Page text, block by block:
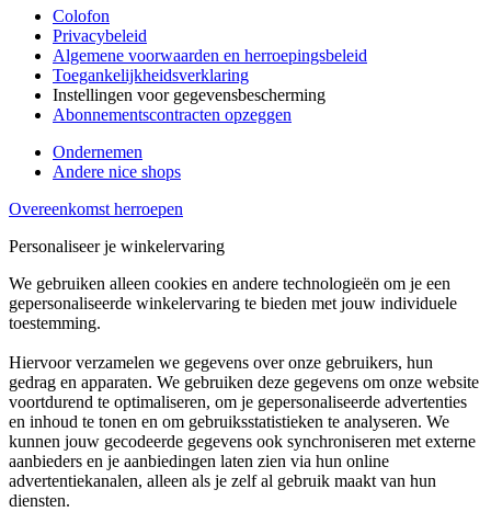
Colofon
Privacybeleid
Algemene voorwaarden en herroepingsbeleid
Toegankelijkheidsverklaring
Instellingen voor gegevensbescherming
Abonnementscontracten opzeggen
Ondernemen
Andere nice shops
Overeenkomst herroepen
Personaliseer je winkelervaring
We gebruiken alleen cookies en andere technologieën om je een
gepersonaliseerde winkelervaring te bieden met jouw individuele
toestemming.
Hiervoor verzamelen we gegevens over onze gebruikers, hun
gedrag en apparaten. We gebruiken deze gegevens om onze website
voortdurend te optimaliseren, om je gepersonaliseerde advertenties
en inhoud te tonen en om gebruiksstatistieken te analyseren. We
kunnen jouw gecodeerde gegevens ook synchroniseren met externe
aanbieders en je aanbiedingen laten zien via hun online
advertentiekanalen, alleen als je zelf al gebruik maakt van hun
diensten.